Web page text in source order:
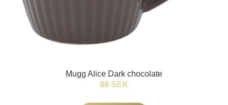
Mugg Alice Dark chocolate
89 SEK